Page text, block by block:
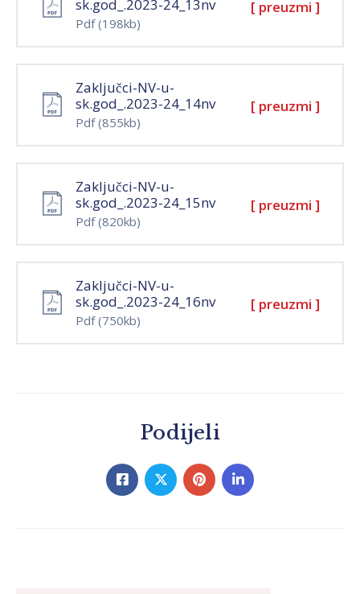
sk.god_.2023-24_13nv
Pdf(198kb)
[ preuzmi ]
Zaključci-NV-u-
sk.god_.2023-24_14nv
Pdf(855kb)
[ preuzmi ]
Zaključci-NV-u-
sk.god_.2023-24_15nv
Pdf(820kb)
[ preuzmi ]
Zaključci-NV-u-
sk.god_.2023-24_16nv
Pdf(750kb)
[ preuzmi ]
Podijeli